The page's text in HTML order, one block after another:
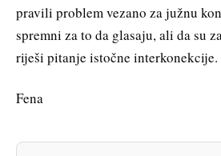
pravili problem vezano za južnu
spremni za to da glasaju, ali da su
riješi pitanje istočne interkonekcije.
Fena